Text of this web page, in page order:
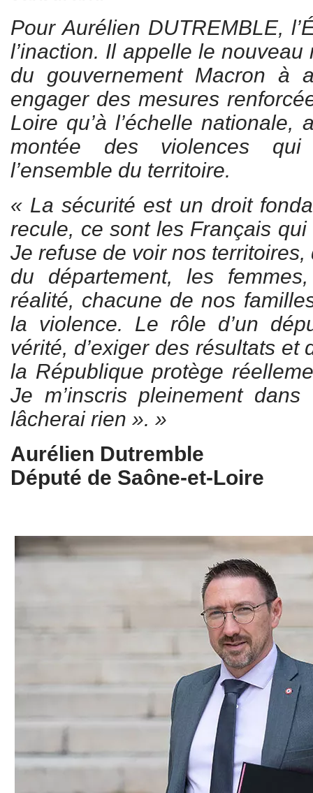
Pour Aurélien DUTREMBLE,
l’inaction. Il appelle le nouveau
du gouvernement Macron à
engager des mesures
Loire qu’à l’échelle nationale,
montée des violences qui
l’ensemble du territoire.
« La sécurité est un droit
recule, ce sont les Français
Je refuse de voir nos territoires,
du département, les
réalité, chacune de nos
la violence. Le rôle d’un
vérité, d’exiger des résultats et
la République protège
Je m’inscris pleinement
lâcherai rien ». »
Aurélien Dutremble
Député de Saône-et-Loire